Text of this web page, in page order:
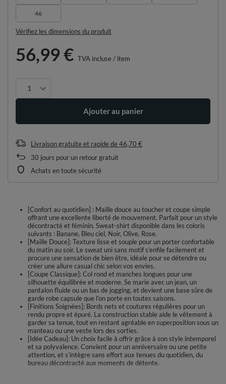
46
Vérifiez les dimensions du produit
56,99 € TVA incluse/ item
Ajouter au panier
Livraison gratuite et rapidede46,70 €
30 jours pour un retour gratuit
Achats en toute sécurité
[Confort au quotidien] : Maille douce au toucher et coupe simple
offrant une excellente liberté de mouvement. Parfait pour un style
décontracté et féminin. Sweat-shirt disponible dans les coloris
suivants : Banane, Bleu ciel, Noir, Olive, Rose.
[Maille Douce]: Texture lisse et souple pour un porter confortable
du matin au soir. Le sweat uni sans motif s’enfile facilement et
procure une sensation de bien être, idéale pour se détendre ou
créer une allure casual chic selon vos envies.
[Coupe Classique]: Col rond et manches longues pour une
silhouette équilibrée et moderne. Se marie avec un jean, un
pantalon fluide ou un bas de jogging, et devient une base sûre de
garde robe capsule que l’on porte en toutes saisons.
[Finitions Soignées]: Bords nets et coutures régulières pour un
rendu propre et épuré. La construction stable aide le vêtement à
garder sa tenue, tout en restant agréable en superposition sous un
manteau ou une veste lors des sorties.
[Idée Cadeau]: Un choix facile à offrir grâce à son style intemporel
et sa polyvalence. Convient pour un anniversaire ou une petite
attention, et s’intègre sans effort aux tenues du quotidien, du
bureau décontracté aux moments de détente.